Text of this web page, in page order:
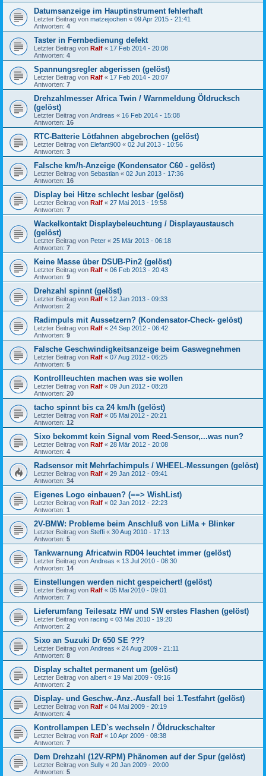
Datumsanzeige im Hauptinstrument fehlerhaft
Letzter Beitrag von matzejochen « 09 Apr 2015 - 21:41
Antworten: 4
Taster in Fernbedienung defekt
Letzter Beitrag von Ralf « 17 Feb 2014 - 20:08
Antworten: 4
Spannungsregler abgerissen (gelöst)
Letzter Beitrag von Ralf « 17 Feb 2014 - 20:07
Antworten: 7
Drehzahlmesser Africa Twin / Warnmeldung Öldrucksch
(gelöst)
Letzter Beitrag von Andreas « 16 Feb 2014 - 15:08
Antworten: 16
RTC-Batterie Lötfahnen abgebrochen (gelöst)
Letzter Beitrag von Elefant900 « 02 Jul 2013 - 10:56
Antworten: 3
Falsche km/h-Anzeige (Kondensator C60 - gelöst)
Letzter Beitrag von Sebastian « 02 Jun 2013 - 17:36
Antworten: 16
Display bei Hitze schlecht lesbar (gelöst)
Letzter Beitrag von Ralf « 27 Mai 2013 - 19:58
Antworten: 7
Wackelkontakt Displaybeleuchtung / Displayaustausch
(gelöst)
Letzter Beitrag von Peter « 25 Mär 2013 - 06:18
Antworten: 7
Keine Masse über DSUB-Pin2 (gelöst)
Letzter Beitrag von Ralf « 06 Feb 2013 - 20:43
Antworten: 9
Drehzahl spinnt (gelöst)
Letzter Beitrag von Ralf « 12 Jan 2013 - 09:33
Antworten: 2
Radimpuls mit Aussetzern? (Kondensator-Check- gelöst)
Letzter Beitrag von Ralf « 24 Sep 2012 - 06:42
Antworten: 9
Falsche Geschwindigkeitsanzeige beim Gaswegnehmen
Letzter Beitrag von Ralf « 07 Aug 2012 - 06:25
Antworten: 5
Kontrollleuchten machen was sie wollen
Letzter Beitrag von Ralf « 09 Jun 2012 - 08:28
Antworten: 20
tacho spinnt bis ca 24 km/h (gelöst)
Letzter Beitrag von Ralf « 05 Mai 2012 - 20:21
Antworten: 12
Sixo bekommt kein Signal vom Reed-Sensor,...was nun?
Letzter Beitrag von Ralf « 28 Mär 2012 - 20:08
Antworten: 4
Radsensor mit Mehrfachimpuls / WHEEL-Messungen (gelöst)
Letzter Beitrag von Ralf « 29 Jan 2012 - 09:41
Antworten: 34
Eigenes Logo einbauen? (==> WishList)
Letzter Beitrag von Ralf « 02 Jan 2012 - 22:23
Antworten: 1
2V-BMW: Probleme beim Anschluß von LiMa + Blinker
Letzter Beitrag von Steffi « 30 Aug 2010 - 17:13
Antworten: 5
Tankwarnung Africatwin RD04 leuchtet immer (gelöst)
Letzter Beitrag von Andreas « 13 Jul 2010 - 08:30
Antworten: 14
Einstellungen werden nicht gespeichert! (gelöst)
Letzter Beitrag von Ralf « 05 Mai 2010 - 09:01
Antworten: 7
Lieferumfang Teilesatz HW und SW erstes Flashen (gelöst)
Letzter Beitrag von racing « 03 Mai 2010 - 19:20
Antworten: 2
Sixo an Suzuki Dr 650 SE ???
Letzter Beitrag von Andreas « 24 Aug 2009 - 21:11
Antworten: 8
Display schaltet permanent um (gelöst)
Letzter Beitrag von albert « 19 Mai 2009 - 09:16
Antworten: 2
Display- und Geschw.-Anz.-Ausfall bei 1.Testfahrt (gelöst)
Letzter Beitrag von Ralf « 04 Mai 2009 - 20:19
Antworten: 4
Kontrollampen LED`s wechseln / Öldruckschalter
Letzter Beitrag von Ralf « 10 Apr 2009 - 08:38
Antworten: 7
Dem Drehzahl (12V-RPM) Phänomen auf der Spur (gelöst)
Letzter Beitrag von Sully « 20 Jan 2009 - 20:00
Antworten: 5